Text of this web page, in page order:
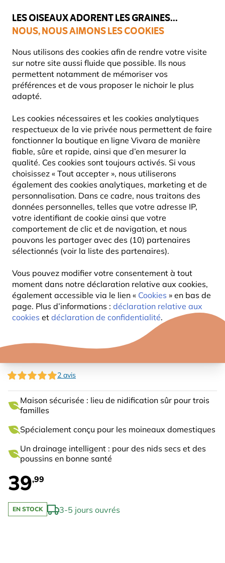
LES OISEAUX ADORENT LES GRAINES...
NOUS, NOUS AIMONS LES COOKIES
Nous utilisons des cookies afin de rendre votre visite
sur notre site aussi fluide que possible. Ils nous
permettent notamment de mémoriser vos
préférences et de vous proposer le nichoir le plus
adapté.
Les cookies nécessaires et les cookies analytiques
respectueux de la vie privée nous permettent de faire
fonctionner la boutique en ligne Vivara de manière
fiable, sûre et rapide, ainsi que d’en mesurer la
qualité. Ces cookies sont toujours activés. Si vous
choisissez « Tout accepter », nous utiliserons
également des cookies analytiques, marketing et de
personnalisation. Dans ce cadre, nous traitons des
données personnelles, telles que votre adresse IP,
votre identifiant de cookie ainsi que votre
comportement de clic et de navigation, et nous
pouvons les partager avec des (10) partenaires
sélectionnés (voir la liste des partenaires).
Vous pouvez modifier votre consentement à tout
moment dans notre déclaration relative aux cookies,
également accessible via le lien « Cookies » en bas de
page. Plus d’informations : déclaration relative aux
cookies et déclaration de confidentialité.
catégories.
Très bien noté dans 11 pays
Livraison express gratuite dès 59 €
Nichoirs Nichoirs en bois
NICHOIR POUR MOINEAUX
2 avis
Maison sécurisée : lieu de nidification sûr pour trois
familles
Spécialement conçu pour les moineaux domestiques
Un drainage intelligent : pour des nids secs et des
poussins en bonne santé
39,99
EN STOCK 3-5 jours ouvrés